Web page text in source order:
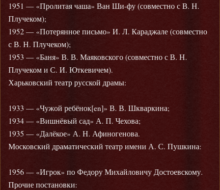
1951 — «Пролитая чаша» Ван Ши-фу (совместно с В. Н.
Плучеком);
1952 — «Потерянное письмо» И. Л. Караджале (совместно
с В. Н. Плучеком);
1953 — «Баня» В. В. Маяковского (совместно с В. Н.
Плучеком и С. И. Юткевичем).
Харьковский театр русской драмы:
1933 — «Чужой ребёнок[en]» В. В. Шкваркина;
1934 — «Вишнёвый сад» А. П. Чехова;
1935 — «Далёкое» А. Н. Афиногенова.
Московский драматический театр имени А. С. Пушкина:
1956 — «Игрок» по Федору Михайловичу Достоевскому.
Прочие постановки: